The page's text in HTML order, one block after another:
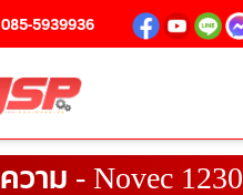
085-5939936
วาม - Novec 1230